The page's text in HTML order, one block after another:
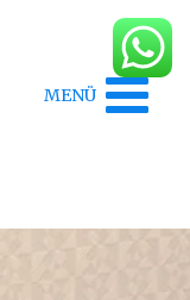
MENÜ